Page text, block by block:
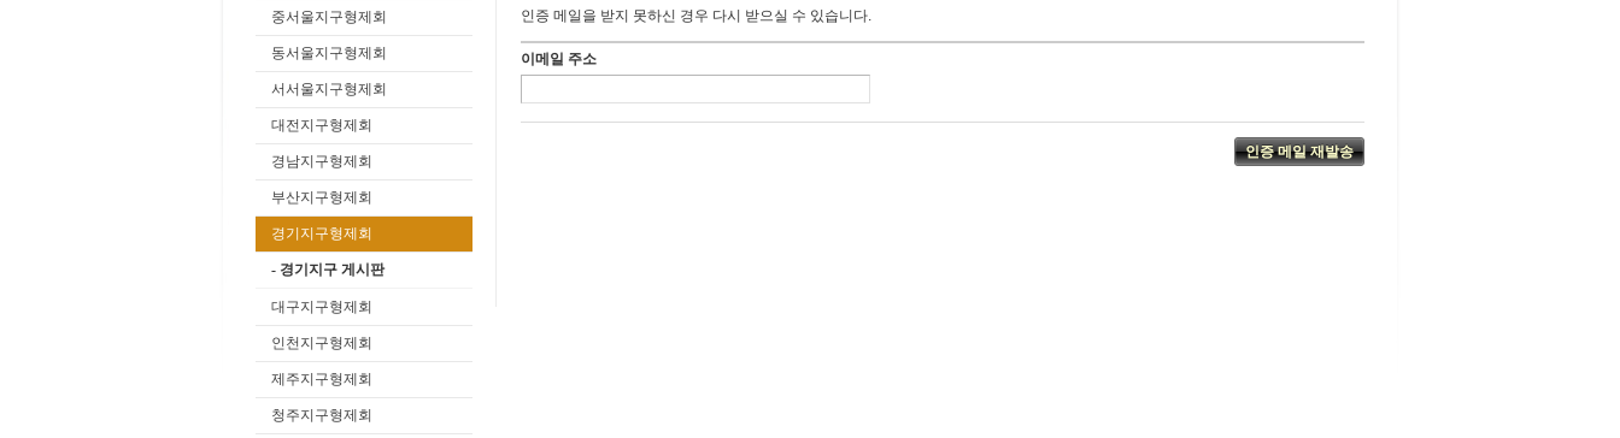
인증 메일을 받지 못하신 경우 다시 받으실 수 있습니다.
이메일 주소
중서울지구형제회
동서울지구형제회
서서울지구형제회
대전지구형제회
경남지구형제회
부산지구형제회
경기지구형제회
- 경기지구 게시판
대구지구형제회
인천지구형제회
제주지구형제회
청주지구형제회